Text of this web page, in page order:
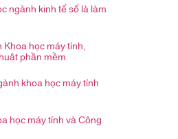
ngành kinh tế số là làm
học máy tính,
phần mềm
khoa học máy tính
học máy tính và Công